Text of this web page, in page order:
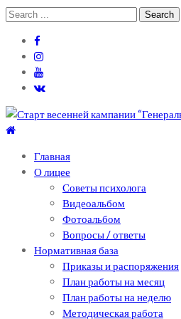
Skip
navigation
Skip
content
Search
Главная
О лицее
Советы психолога
Видеоальбом
Фотоальбом
Вопросы / ответы
Нормативная база
Приказы и распоряжения
План работы на месяц
План работы на неделю
Методическая работа